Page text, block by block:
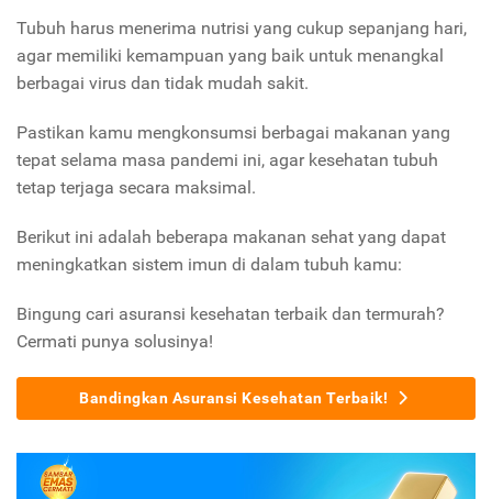
Tubuh harus menerima nutrisi yang cukup sepanjang hari,
agar memiliki kemampuan yang baik untuk menangkal
berbagai virus dan tidak mudah sakit.
Pastikan kamu mengkonsumsi berbagai makanan yang
tepat selama masa pandemi ini, agar kesehatan tubuh
tetap terjaga secara maksimal.
Berikut ini adalah beberapa makanan sehat yang dapat
meningkatkan sistem imun di dalam tubuh kamu:
Bingung cari asuransi kesehatan terbaik dan termurah?
Cermati punya solusinya!
Bandingkan Asuransi Kesehatan Terbaik!